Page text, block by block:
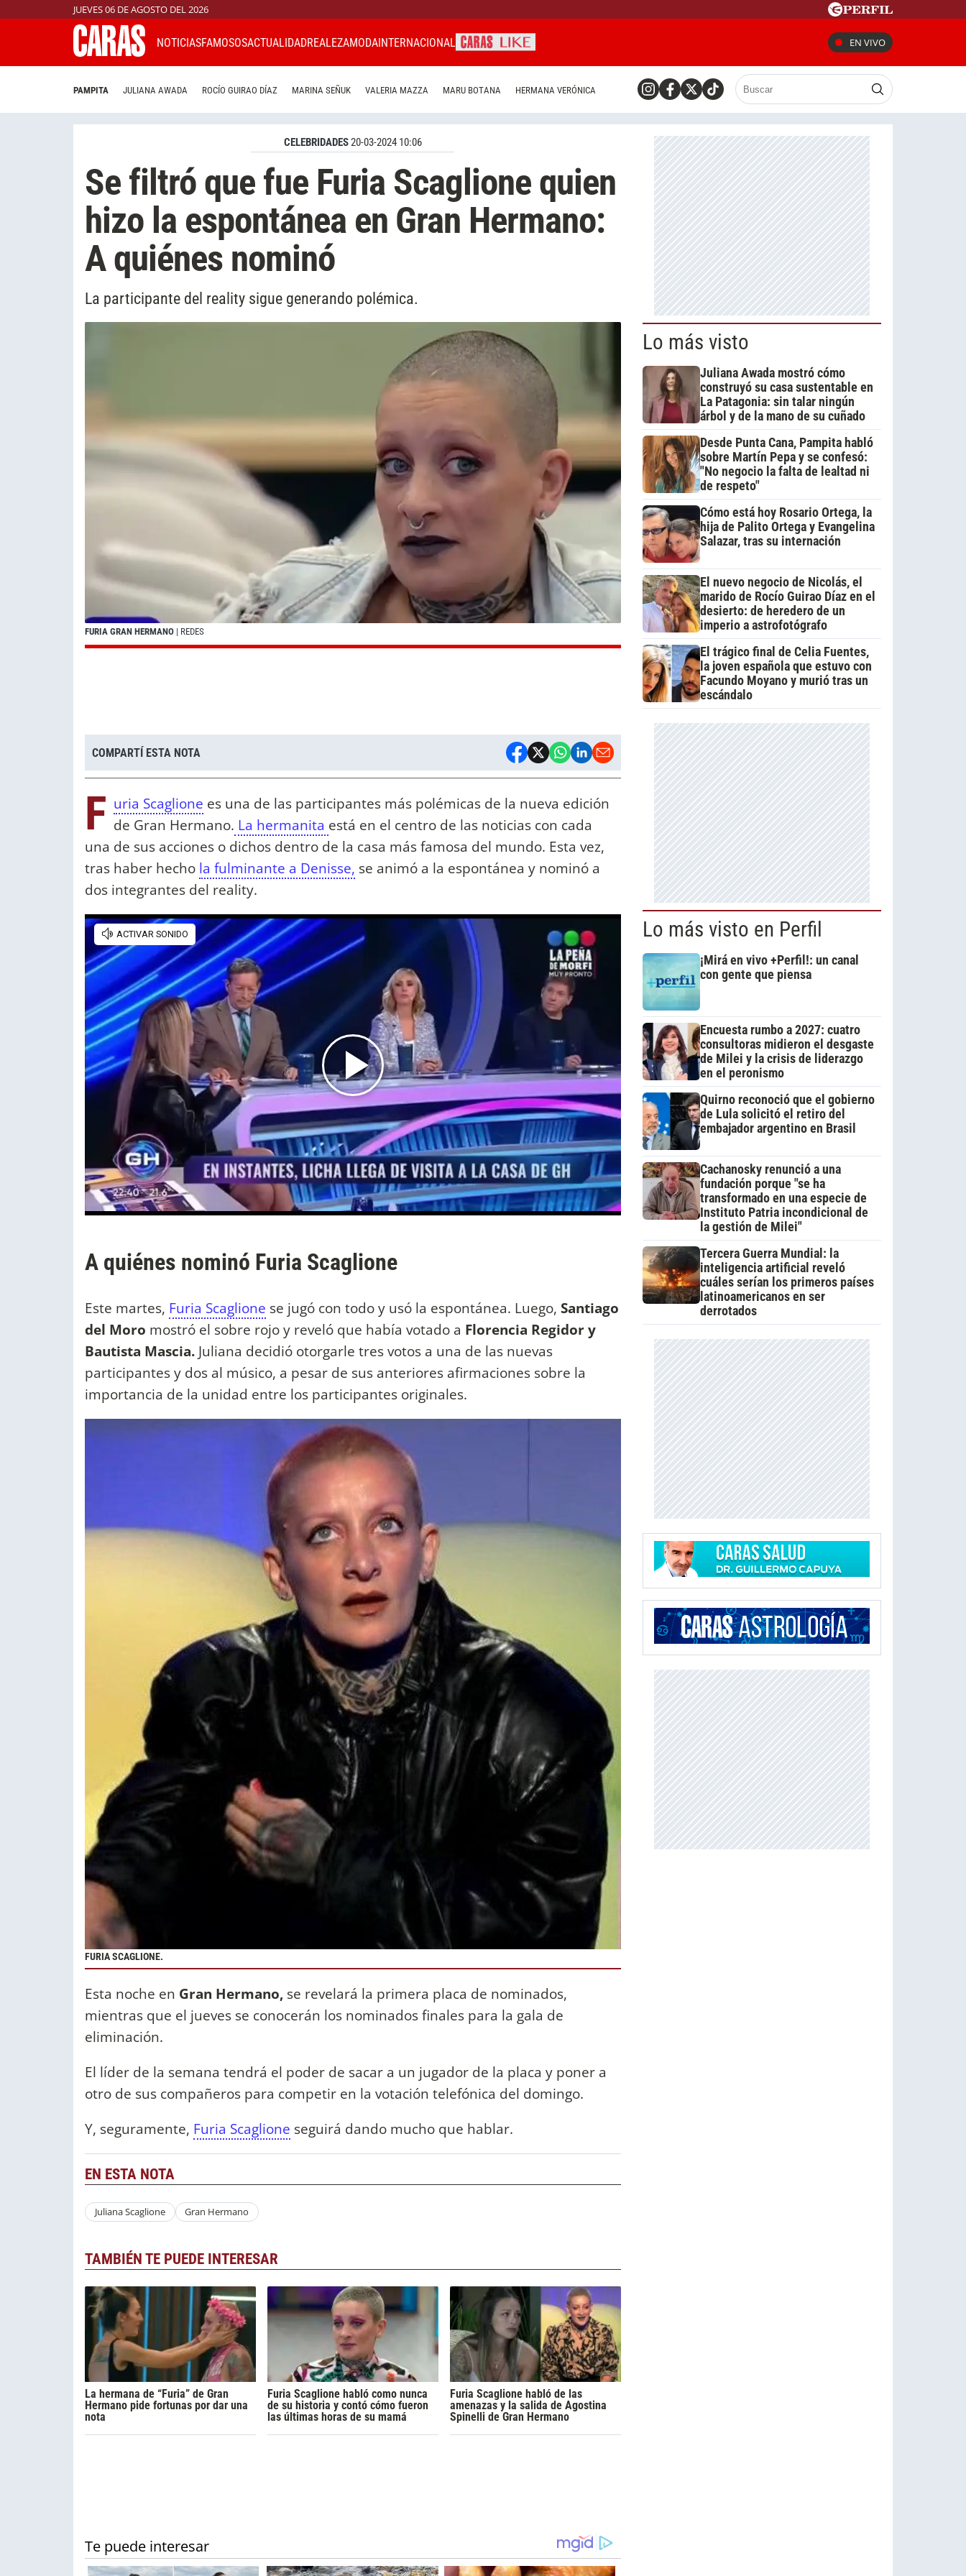
JUEVES 06 DE AGOSTO DEL 2026
NOTICIASFAMOSOSACTUALIDADREALEZAMODAINTERNACIONAL EN VIVO
PAMPITA JULIANA AWADA ROCÍO GUIRAO DÍAZ MARINA SEÑUK VALERIA MAZZA MARU BOTANA HERMANA VERÓNICA
CELEBRIDADES20-03-2024 10:06
Se filtró que fue Furia Scaglione quien
hizo la espontánea en Gran Hermano:
A quiénes nominó
La participante del reality sigue generando polémica.
FURIA GRAN HERMANO | REDES
COMPARTÍ ESTA NOTA
F uria Scaglione es una de las participantes más polémicas de la nueva edición
de Gran Hermano. La hermanita está en el centro de las noticias con cada
una de sus acciones o dichos dentro de la casa más famosa del mundo. Esta vez,
tras haber hecho la fulminante a Denisse, se animó a la espontánea y nominó a
dos integrantes del reality.
A quiénes nominó Furia Scaglione
Este martes, Furia Scaglione se jugó con todo y usó la espontánea. Luego, Santiago
del Moro mostró el sobre rojo y reveló que había votado a Florencia Regidor y
Bautista Mascia. Juliana decidió otorgarle tres votos a una de las nuevas
participantes y dos al músico, a pesar de sus anteriores afirmaciones sobre la
importancia de la unidad entre los participantes originales.
FURIA SCAGLIONE.
Esta noche en Gran Hermano, se revelará la primera placa de nominados,
mientras que el jueves se conocerán los nominados finales para la gala de
eliminación.
El líder de la semana tendrá el poder de sacar a un jugador de la placa y poner a
otro de sus compañeros para competir en la votación telefónica del domingo.
Y, seguramente, Furia Scaglione seguirá dando mucho que hablar.
EN ESTA NOTA
Juliana Scaglione Gran Hermano
TAMBIÉN TE PUEDE INTERESAR
La hermana de “Furia” de Gran
Hermano pide fortunas por dar una
nota
Furia Scaglione habló como nunca
de su historia y contó cómo fueron
las últimas horas de su mamá
Furia Scaglione habló de las
amenazas y la salida de Agostina
Spinelli de Gran Hermano
Lo más visto
Juliana Awada mostró cómo
construyó su casa sustentable en
La Patagonia: sin talar ningún
árbol y de la mano de su cuñado
Desde Punta Cana, Pampita habló
sobre Martín Pepa y se confesó:
"No negocio la falta de lealtad ni
de respeto"
Cómo está hoy Rosario Ortega, la
hija de Palito Ortega y Evangelina
Salazar, tras su internación
El nuevo negocio de Nicolás, el
marido de Rocío Guirao Díaz en el
desierto: de heredero de un
imperio a astrofotógrafo
El trágico final de Celia Fuentes,
la joven española que estuvo con
Facundo Moyano y murió tras un
escándalo
Lo más visto en Perfil
¡Mirá en vivo +Perfil!: un canal
con gente que piensa
Encuesta rumbo a 2027: cuatro
consultoras midieron el desgaste
de Milei y la crisis de liderazgo
en el peronismo
Quirno reconoció que el gobierno
de Lula solicitó el retiro del
embajador argentino en Brasil
Cachanosky renunció a una
fundación porque "se ha
transformado en una especie de
Instituto Patria incondicional de
la gestión de Milei"
Tercera Guerra Mundial: la
inteligencia artificial reveló
cuáles serían los primeros países
latinoamericanos en ser
derrotados